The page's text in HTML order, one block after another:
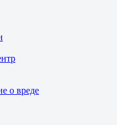
о вреде